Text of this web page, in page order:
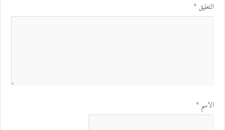
التعليق*
الاسم*